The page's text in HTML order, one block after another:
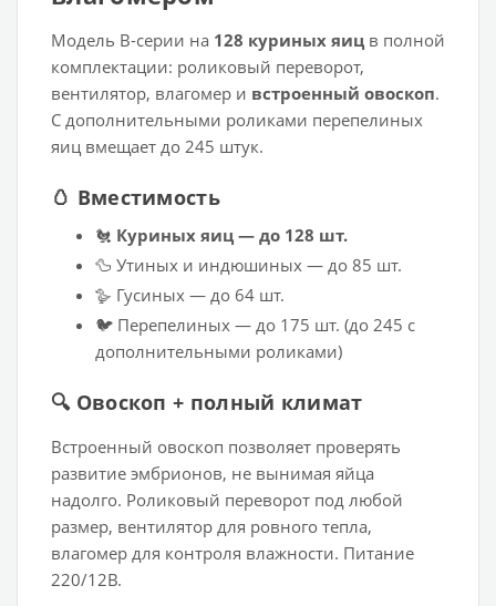
Модель В-серии на 128 куриных яиц в полной
комплектации: роликовый переворот,
вентилятор, влагомер и встроенный овоскоп.
С дополнительными роликами перепелиных
яиц вмещает до 245 штук.
🥚 Вместимость
🐔 Куриных яиц — до 128 шт.
🦆 Утиных и индюшиных — до 85 шт.
🪿 Гусиных — до 64 шт.
🐦 Перепелиных — до 175 шт. (до 245 с
дополнительными роликами)
🔍 Овоскоп + полный климат
Встроенный овоскоп позволяет проверять
развитие эмбрионов, не вынимая яйца
надолго. Роликовый переворот под любой
размер, вентилятор для ровного тепла,
влагомер для контроля влажности. Питание
220/12В.